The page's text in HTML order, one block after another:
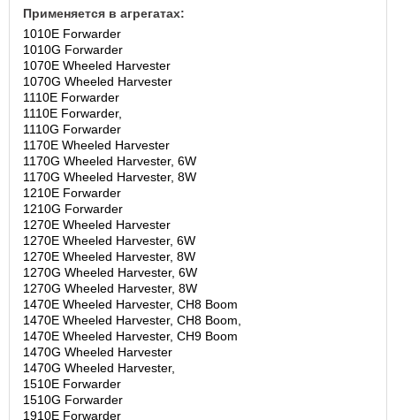
Применяется в агрегатах:
1010E Forwarder
1010G Forwarder
1070E Wheeled Harvester
1070G Wheeled Harvester
1110E Forwarder
1110E Forwarder,
1110G Forwarder
1170E Wheeled Harvester
1170G Wheeled Harvester, 6W
1170G Wheeled Harvester, 8W
1210E Forwarder
1210G Forwarder
1270E Wheeled Harvester
1270E Wheeled Harvester, 6W
1270E Wheeled Harvester, 8W
1270G Wheeled Harvester, 6W
1270G Wheeled Harvester, 8W
1470E Wheeled Harvester, CH8 Boom
1470E Wheeled Harvester, CH8 Boom,
1470E Wheeled Harvester, CH9 Boom
1470G Wheeled Harvester
1470G Wheeled Harvester,
1510E Forwarder
1510G Forwarder
1910E Forwarder